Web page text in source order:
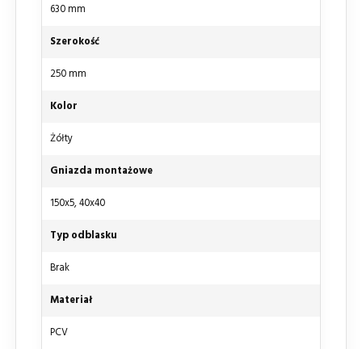
630 mm
Szerokość
250 mm
Kolor
Żółty
Gniazda montażowe
150x5, 40x40
Typ odblasku
Brak
Materiał
PCV